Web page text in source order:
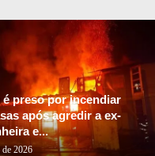
é preso por incendiar
após agredir a ex-
e...
de 2026